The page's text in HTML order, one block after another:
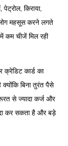
किराया,
महसूस करने लगते
कम चीजें मिल रही
कार्ड का
बिना तुरंत पैसे
से ज्यादा कर्ज और
कर सकता है और बड़े